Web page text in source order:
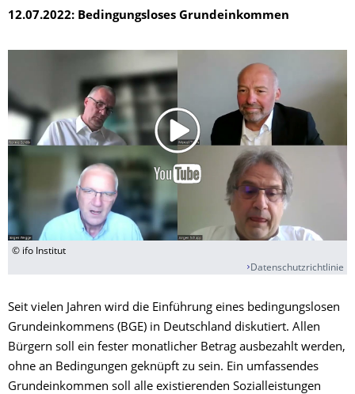
12.07.2022: Bedingungsloses Grundeinkommen
© ifo Institut
Datenschutzrichtlinie
Seit vielen Jahren wird die Einführung eines bedingungslosen
Grundeinkommens (BGE) in Deutschland diskutiert. Allen
Bürgern soll ein fester monatlicher Betrag ausbezahlt werden,
ohne an Bedingungen geknüpft zu sein. Ein umfassendes
Grundeinkommen soll alle existierenden Sozialleistungen